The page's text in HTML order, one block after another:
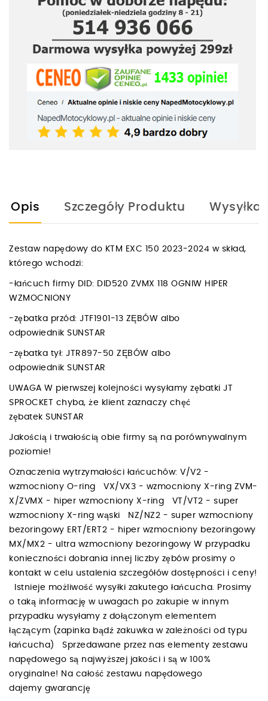
Opis Szczegóły Produktu Wysyłka
Zestaw napędowy do KTM EXC 150 2023-2024 w skład,
którego wchodzi:
-łańcuch firmy DID: DID520 ZVMX 118 OGNIW HIPER
WZMOCNIONY
-zębatka przód: JTF1901-13 ZĘBÓW albo
odpowiednik SUNSTAR
-zębatka tył: JTR897-50 ZĘBÓW albo
odpowiednik SUNSTAR
UWAGA W pierwszej kolejności wysyłamy zębatki JT
SPROCKET chyba, że klient zaznaczy chęć
zębatek SUNSTAR
Jakością i trwałością obie firmy są na porównywalnym
poziomie!
Oznaczenia wytrzymałości łańcuchów: V/V2 -
wzmocniony O-ring VX/VX3 - wzmocniony X-ring ZVM-
X/ZVMX - hiper wzmocniony X-ring VT/VT2 - super
wzmocniony X-ring wąski NZ/NZ2 - super wzmocniony
bezoringowy ERT/ERT2 - hiper wzmocniony bezoringowy
MX/MX2 - ultra wzmocniony bezoringowy W przypadku
konieczności dobrania innej liczby zębów prosimy o
kontakt w celu ustalenia szczegółów dostępności i ceny!
Istnieje możliwość wysyłki zakutego łańcucha. Prosimy
o taką informację w uwagach po zakupie w innym
przypadku wysyłamy z dołączonym elementem
łączącym (zapinka bądź zakuwka w zależności od typu
łańcucha) Sprzedawane przez nas elementy zestawu
napędowego są najwyższej jakości i są w 100%
oryginalne! Na całość zestawu napędowego
dajemy gwarancję